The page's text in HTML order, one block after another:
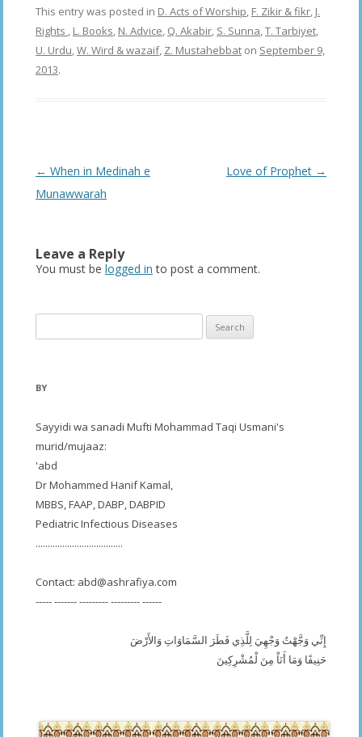
This entry was posted in D. Acts of Worship, F. Zikir & fikr, J.
Rights , L. Books, N. Advice, Q. Akabir, S. Sunna,T. Tarbiyet,
U. Urdu,W. Wird & wazaif, Z. Mustahebbat on September 9,
2013.
Post
navigation
← When in Medinah e
Munawwarah
Love of Prophet →
Leave a Reply
You must be logged in to post a comment.
for:
BY
Sayyidi wa sanadi Mufti Mohammad Taqi Usmani's
murid/mujaaz:
'abd
Dr Mohammed Hanif Kamal,
MBBS, FAAP, DABP, DABPID
Pediatric Infectious Diseases
....................................
Contact: abd@ashrafiya.com
----- ------- --------- --------- ------
إِنِّي وَجَّهْتُ وَجْهِيَ لِلَّذِي فَطَرَ السَّمَاوَاتِ وَالأَرْضَ
حَنِيفًا وَمَا أَنَاْ مِنَ لْمُشْرِكِينَ